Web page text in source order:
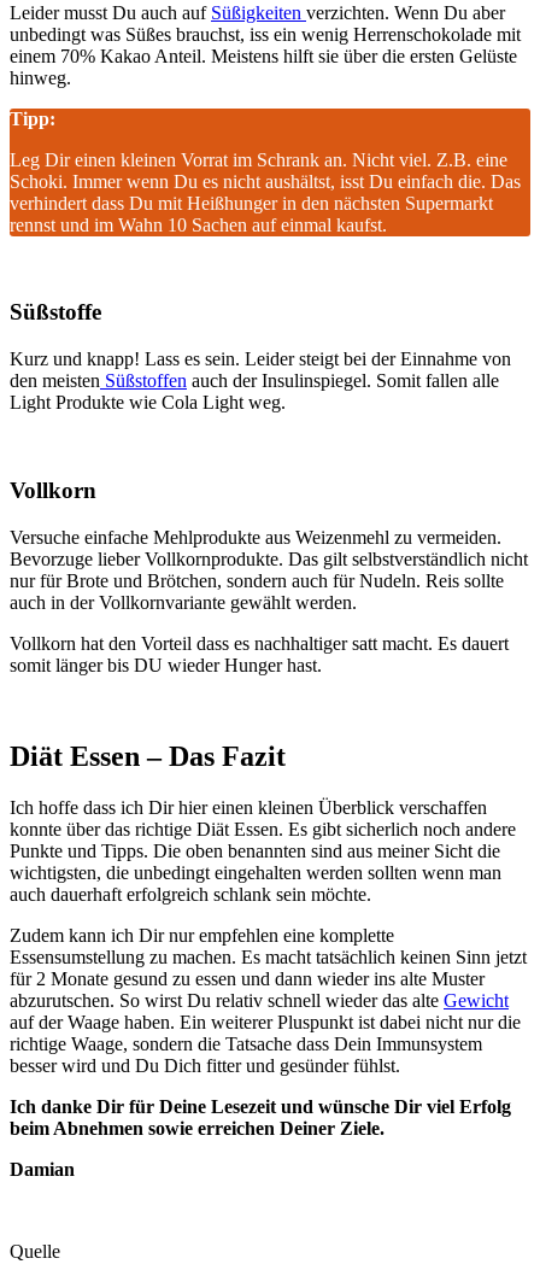
Leider musst Du auch auf Süßigkeiten verzichten. Wenn Du aber
unbedingt was Süßes brauchst, iss ein wenig Herrenschokolade mit
einem 70% Kakao Anteil. Meistens hilft sie über die ersten Gelüste
hinweg.
Tipp:
Leg Dir einen kleinen Vorrat im Schrank an. Nicht viel. Z.B. eine
Schoki. Immer wenn Du es nicht aushältst, isst Du einfach die. Das
verhindert dass Du mit Heißhunger in den nächsten Supermarkt
rennst und im Wahn 10 Sachen auf einmal kaufst.
Süßstoffe
Kurz und knapp! Lass es sein. Leider steigt bei der Einnahme von
den meisten Süßstoffen auch der Insulinspiegel. Somit fallen alle
Light Produkte wie Cola Light weg.
Vollkorn
Versuche einfache Mehlprodukte aus Weizenmehl zu vermeiden.
Bevorzuge lieber Vollkornprodukte. Das gilt selbstverständlich nicht
nur für Brote und Brötchen, sondern auch für Nudeln. Reis sollte
auch in der Vollkornvariante gewählt werden.
Vollkorn hat den Vorteil dass es nachhaltiger satt macht. Es dauert
somit länger bis DU wieder Hunger hast.
Diät Essen – Das Fazit
Ich hoffe dass ich Dir hier einen kleinen Überblick verschaffen
konnte über das richtige Diät Essen. Es gibt sicherlich noch andere
Punkte und Tipps. Die oben benannten sind aus meiner Sicht die
wichtigsten, die unbedingt eingehalten werden sollten wenn man
auch dauerhaft erfolgreich schlank sein möchte.
Zudem kann ich Dir nur empfehlen eine komplette
Essensumstellung zu machen. Es macht tatsächlich keinen Sinn jetzt
für 2 Monate gesund zu essen und dann wieder ins alte Muster
abzurutschen. So wirst Du relativ schnell wieder das alte Gewicht
auf der Waage haben. Ein weiterer Pluspunkt ist dabei nicht nur die
richtige Waage, sondern die Tatsache dass Dein Immunsystem
besser wird und Du Dich fitter und gesünder fühlst.
Ich danke Dir für Deine Lesezeit und wünsche Dir viel Erfolg
beim Abnehmen sowie erreichen Deiner Ziele.
Damian
Quelle